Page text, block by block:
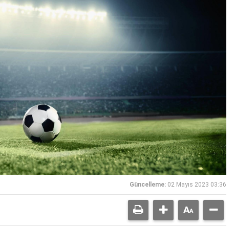
Güncelleme: 02 Mayıs 2023 03:36